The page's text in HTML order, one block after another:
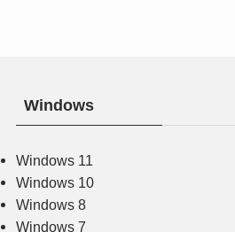
Windows
Windows 11
Windows 10
Windows 8
Windows 7